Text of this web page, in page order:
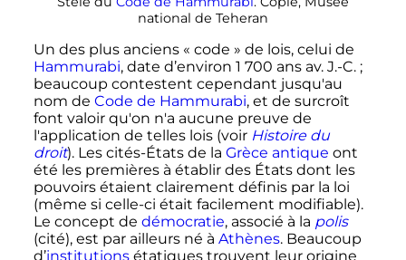
national de Teheran
Un des plus anciens « code » de lois, celui de
Hammurabi, date d’environ 1 700 ans av. J.-C. ;
beaucoup contestent cependant jusqu'au
nom de Code de Hammurabi, et de surcroît
font valoir qu'on n'a aucune preuve de
l'application de telles lois (voir Histoire du
droit). Les cités-États de la Grèce antique ont
été les premières à établir des États dont les
pouvoirs étaient clairement définis par la loi
(même si celle-ci était facilement modifiable).
Le concept de démocratie, associé à la polis
(cité), est par ailleurs né à Athènes. Beaucoup
d’institutionsétatiques trouvent leur origine